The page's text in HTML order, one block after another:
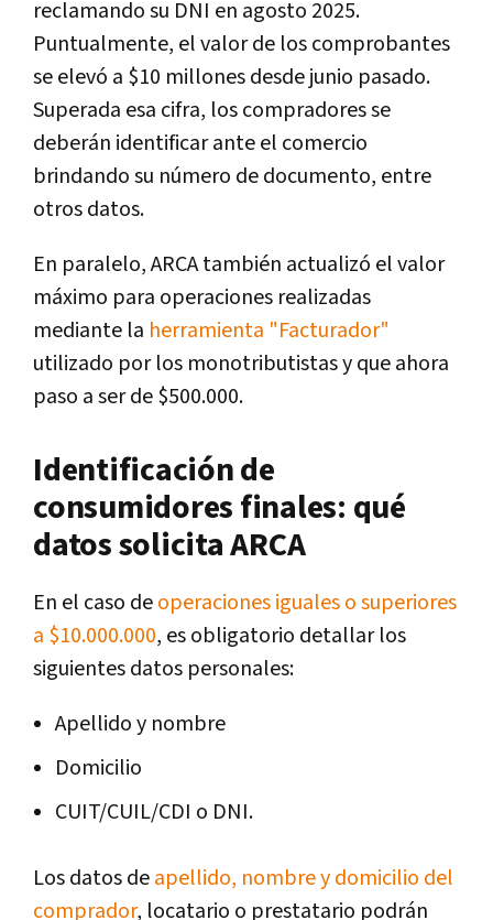
reclamando su DNI en agosto 2025.
Puntualmente, el valor de los comprobantes
se elevó a $10 millones desde junio pasado.
Superada esa cifra, los compradores se
deberán identificar ante el comercio
brindando su número de documento, entre
otros datos.
En paralelo, ARCA también actualizó el valor
máximo para operaciones realizadas
mediante la herramienta "Facturador"
utilizado por los monotributistas y que ahora
paso a ser de $500.000.
Identificación de
consumidores finales: qué
datos solicita ARCA
En el caso deoperaciones iguales o superiores
a $10.000.000, es obligatorio detallar los
siguientes datos personales:
Apellido y nombre
Domicilio
CUIT/CUIL/CDI o DNI.
Los datos deapellido, nombre y domicilio del
comprador, locatario o prestatario podrán